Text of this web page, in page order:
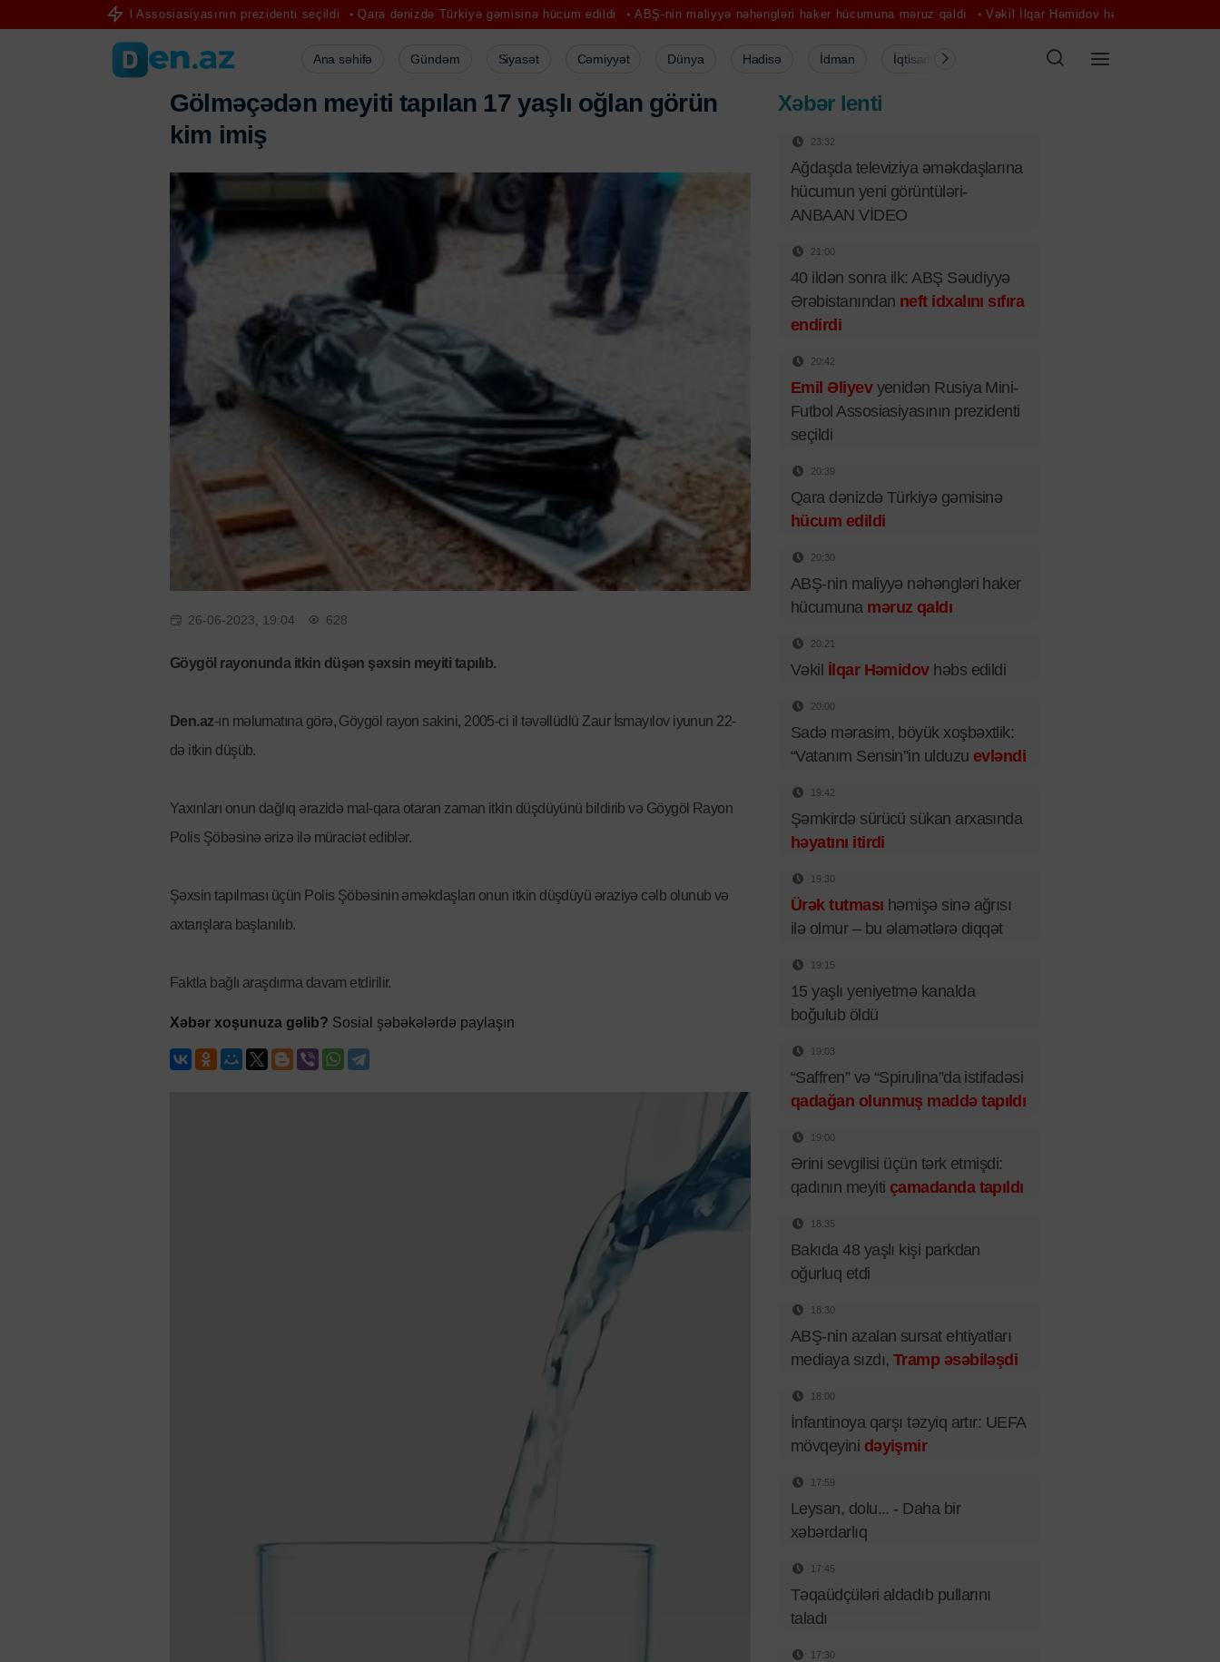
Assosiasiyasının prezidenti seçildi Qara dənizdə Türkiyə gəmisinə hücum edildi ABŞ-nin maliyyə nəhəngləri haker hücumuna məruz qaldı Vəkil İlqar Həmidov həbs edildi Sadə mərasim,
Ana səhifə Gündəm Siyasət Cəmiyyət Dünya Hadisə İdman İqtisadiyyat Şou-biznes Müsahibə
Gölməçədən meyiti tapılan 17 yaşlı oğlan görün
kim imiş
26-06-2023, 19:04 628
Göygöl rayonunda itkin düşən şəxsin meyiti tapılıb.
Den.az-ın məlumatına görə, Göygöl rayon sakini, 2005-ci il təvəllüdlü Zaur İsmayılov iyunun 22-
də itkin düşüb.
Yaxınları onun dağlıq ərazidə mal-qara otaran zaman itkin düşdüyünü bildirib və Göygöl Rayon
Polis Şöbəsinə ərizə ilə müraciət ediblər.
Şəxsin tapılması üçün Polis Şöbəsinin əməkdaşları onun itkin düşdüyü əraziyə cəlb olunub və
axtarışlara başlanılıb.
Faktla bağlı araşdırma davam etdirilir.
Xəbər xoşunuza gəlib? Sosial şəbəkələrdə paylaşın
Xəbər lenti
23:32
Ağdaşda televiziya əməkdaşlarına
hücumun yeni görüntüləri-
ANBAAN VİDEO
21:00
40 ildən sonra ilk: ABŞ Səudiyyə
Ərəbistanından neft idxalını sıfıra
endirdi
20:42
Emil Əliyevyenidən Rusiya Mini-
Futbol Assosiasiyasının prezidenti
seçildi
20:39
Qara dənizdə Türkiyə gəmisinə
hücum edildi
20:30
ABŞ-nin maliyyə nəhəngləri haker
hücumuna məruz qaldı
20:21
Vəkil İlqar Həmidovhəbs edildi
20:00
Sadə mərasim, böyük xoşbəxtlik:
“Vatanım Sensin”in ulduzu evləndi
19:42
Şəmkirdə sürücü sükan arxasında
həyatını itirdi
19:30
Ürək tutması həmişə sinə ağrısı
ilə olmur – bu əlamətlərə diqqət
19:15
15 yaşlı yeniyetmə kanalda
boğulub öldü
19:03
“Saffren” və “Spirulina”da istifadəsi
qadağan olunmuş maddə tapıldı
19:00
Ərini sevgilisi üçün tərk etmişdi:
qadının meyiti çamadanda tapıldı
18:35
Bakıda 48 yaşlı kişi parkdan
oğurluq etdi
18:30
ABŞ-nin azalan sursat ehtiyatları
mediaya sızdı, Tramp əsəbiləşdi
18:00
İnfantinoya qarşı təzyiq artır: UEFA
mövqeyini dəyişmir
17:59
Leysan, dolu... - Daha bir
xəbərdarlıq
17:45
Təqaüdçüləri aldadıb pullarını
taladı
17:30